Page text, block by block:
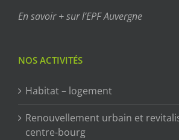
En savoir + sur l’EPF Auvergne
NOS ACTIVITÉS
Habitat – logement
Renouvellement urbain et
centre-bourg